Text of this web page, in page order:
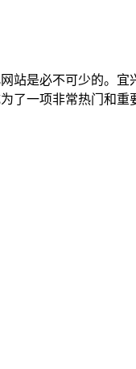
站是必不可少的。
了一项非常热门和重